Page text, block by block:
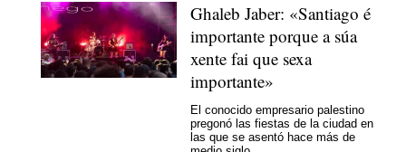
Ghaleb Jaber: «Santiago é
importante porque a súa
xente fai que sexa
importante»
El conocido empresario palestino
pregonó las fiestas de la ciudad en
las que se asentó hace más de